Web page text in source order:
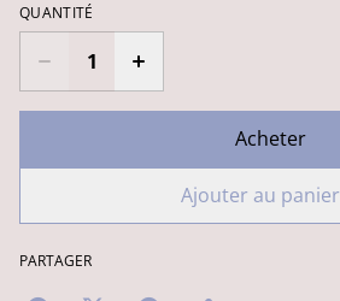
QUANTITÉ
Acheter
Ajouter au panier
PARTAGER